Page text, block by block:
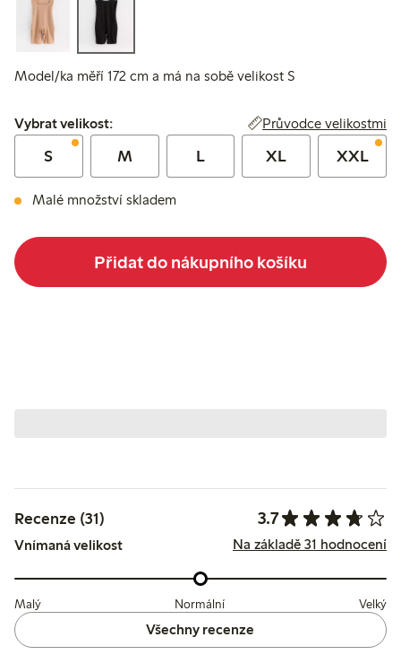
Model/ka měří 172 cm a má na sobě velikost S
Vybrat velikost:
Vybrat velikost: Průvodce velikostmi
S M L XL XXL
Malé množství skladem
Přidat do nákupního košíku
Recenze (31) 3.7
Vnímaná velikost Na základě 31 hodnocení
Malý Normální Velký
Všechny recenze